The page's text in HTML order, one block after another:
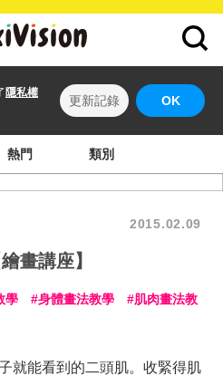
隱私權
更新記錄 OK
熱門 類別
2015.02.09
畫講座】
學 身體畫法教學
肌肉畫法教
就能看到的二頭肌。收緊得肌